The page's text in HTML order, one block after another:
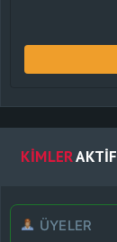
KIMLERAKTIF
ÜYELER